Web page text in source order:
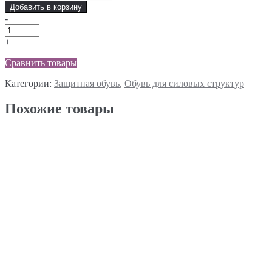
Добавить в корзину
-
+
Сравнить товары
Категории: Защитная обувь, Обувь для силовых структур
Похожие товары